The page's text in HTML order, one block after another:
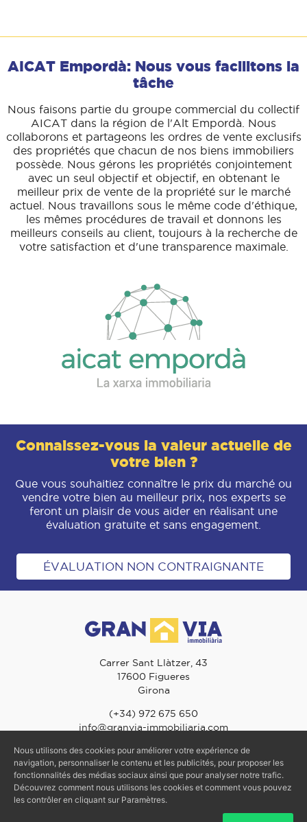
AICAT Empordà: Nous vous facilitons la
tâche
Nous faisons partie du groupe commercial du collectif
AICAT dans la région de l'Alt Empordà. Nous
collaborons et partageons les ordres de vente exclusifs
des propriétés que chacun de nos biens immobiliers
possède. Nous gérons les propriétés conjointement
avec un seul objectif et objectif, en obtenant le
meilleur prix de vente de la propriété sur le marché
actuel. Nous travaillons sous le même code d'éthique,
les mêmes procédures de travail et donnons les
meilleurs conseils au client, toujours à la recherche de
votre satisfaction et d'une transparence maximale.
Connaissez-vous la valeur actuelle de
votre bien ?
Que vous souhaitiez connaître le prix du marché ou
vendre votre bien au meilleur prix, nos experts se
feront un plaisir de vous aider en réalisant une
évaluation gratuite et sans engagement.
ÉVALUATION NON CONTRAIGNANTE
Carrer Sant Llàtzer, 43
17600 Figueres
Girona
(+34) 972 675 650
info@granvia-immobiliaria.com
© 2026 Gran Via Immobiliària - TOUS DROITS RÉSERVÉS
Mentions Légales-Politique de confidentialité-Politique des Cookies
Nous utilisons des cookies pour améliorer votre expérience de
navigation, personnaliser le contenu et les publicités, pour proposer les
fonctionnalités des médias sociaux ainsi que pour analyser notre trafic.
Découvrez comment nous utilisons les cookies et comment vous pouvez
les contrôler en cliquant sur Paramètres.